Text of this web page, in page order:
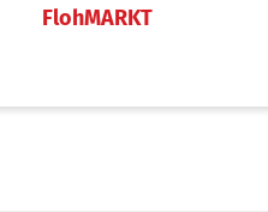
FlohMARKT